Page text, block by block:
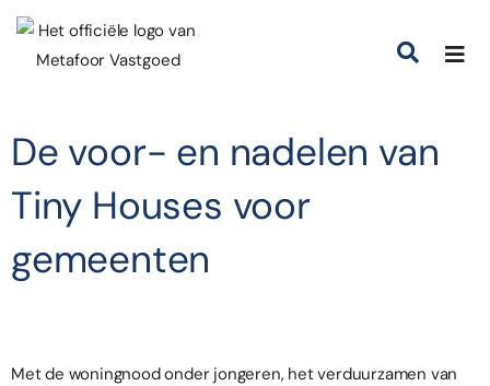
De voor- en nadelen van
Tiny Houses voor
gemeenten
Met de woningnood onder jongeren, hetverduurzamen van